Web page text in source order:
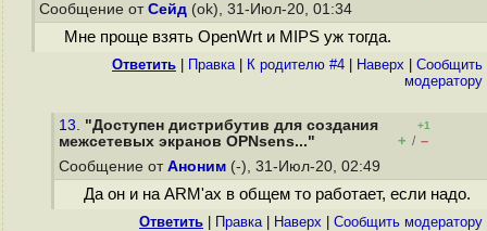
Сообщение от Сейд (ok), 31-Июл-20, 01:34
Мне проще взять OpenWrt и MIPS уж тогда.
Ответить Правка| К родителю #4 Наверх
Cообщить
модератору
13. "Доступен дистрибутив для создания
межсетевых экранов OPNsens..."
+1
+ / –
Сообщение от Аноним (-), 31-Июл-20, 02:49
Да он и на ARM'ах в общем то работает, если надо.
Ответить Правка| Наверх Cообщить модератору